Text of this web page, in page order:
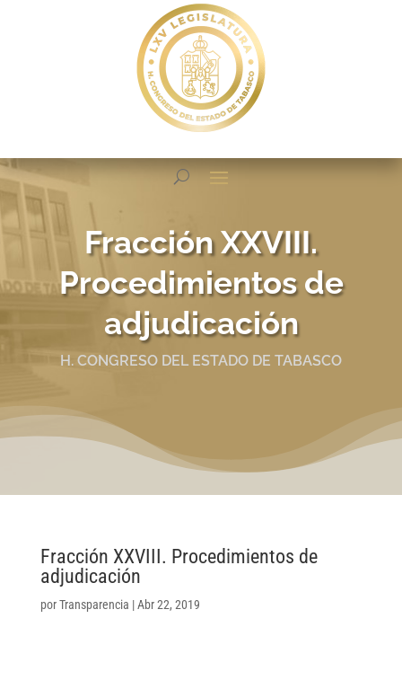
Fracción XXVIII.
Procedimientos de
adjudicación
H. CONGRESO DEL ESTADO DE TABASCO
Fracción XXVIII. Procedimientos de
adjudicación
porTransparencia |Abr 22, 2019